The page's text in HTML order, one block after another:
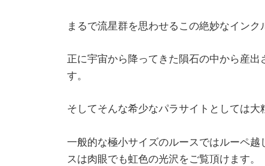
まるで流星群を思わせるこの絶妙なインク
正に宇宙から降ってきた隕石の中から産
す。
そしてそんな希少なパラサイトとしては大
一般的な極小サイズのルースではルーペ
スは肉眼でも虹色の光沢をご覧頂けます。